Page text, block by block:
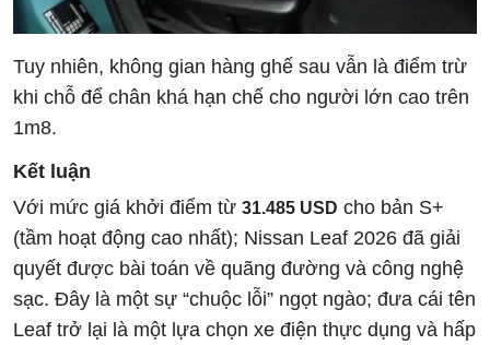
Tuy nhiên, không gian hàng ghế sau vẫn là điểm trừ
khi chỗ để chân khá hạn chế cho người lớn cao trên
1m8.
Kết luận
Với mức giá khởi điểm từ 31.485 USD cho bản S+
(tầm hoạt động cao nhất); Nissan Leaf 2026 đã giải
quyết được bài toán về quãng đường và công nghệ
sạc. Đây là một sự “chuộc lỗi” ngọt ngào; đưa cái tên
Leaf trở lại là một lựa chọn xe điện thực dụng và hấp